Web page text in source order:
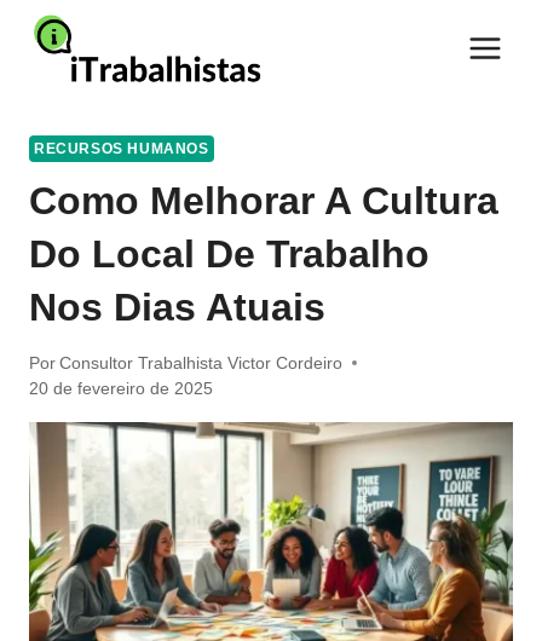
Pular
para
RECURSOS HUMANOS
Como Melhorar A Cultura
Do Local De Trabalho
Nos Dias Atuais
Por Consultor Trabalhista Victor Cordeiro
20 de fevereiro de 2025